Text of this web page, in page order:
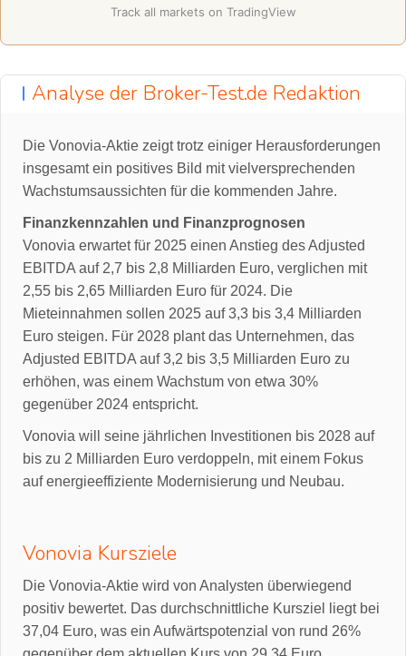
Track all markets on TradingView
Analyse der Broker-Test.de Redaktion
Die Vonovia-Aktie zeigt trotz einiger Herausforderungen
insgesamt ein positives Bild mit vielversprechenden
Wachstumsaussichten für die kommenden Jahre.
Finanzkennzahlen und Finanzprognosen
Vonovia erwartet für 2025 einen Anstieg des Adjusted
EBITDA auf 2,7 bis 2,8 Milliarden Euro, verglichen mit
2,55 bis 2,65 Milliarden Euro für 2024. Die
Mieteinnahmen sollen 2025 auf 3,3 bis 3,4 Milliarden
Euro steigen. Für 2028 plant das Unternehmen, das
Adjusted EBITDA auf 3,2 bis 3,5 Milliarden Euro zu
erhöhen, was einem Wachstum von etwa 30%
gegenüber 2024 entspricht.
Vonovia will seine jährlichen Investitionen bis 2028 auf
bis zu 2 Milliarden Euro verdoppeln, mit einem Fokus
auf energieeffiziente Modernisierung und Neubau.
Vonovia Kursziele
Die Vonovia-Aktie wird von Analysten überwiegend
positiv bewertet. Das durchschnittliche Kursziel liegt bei
37,04 Euro, was ein Aufwärtspotenzial von rund 26%